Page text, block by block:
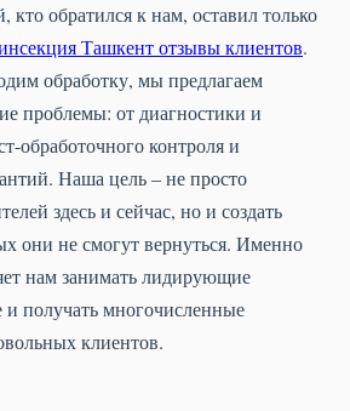
обратился к нам, оставил только
Ташкент отзывы клиентов.
обработку, мы предлагаем
проблемы: от диагностики и
обработочного контроля и
Наша цель – не просто
здесь и сейчас, но и создать
они не смогут вернуться. Именно
нам занимать лидирующие
получать многочисленные
клиентов.